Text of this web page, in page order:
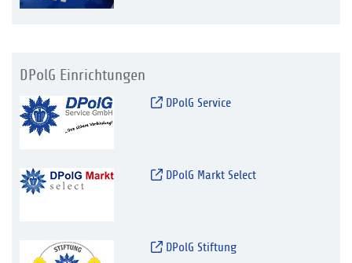
DPolG Einrichtungen
DPolG Service
DPolG Markt Select
DPolG Stiftung